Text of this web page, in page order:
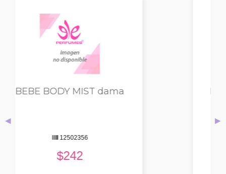
BEBE LOVE BODY dama
◀ ▶